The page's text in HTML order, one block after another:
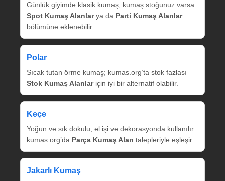
Günlük giyimde klasik kumaş; kumaş stoğunuz varsa
Spot Kumaş Alanlarya da Parti Kumaş Alanlar
bölümüne eklenebilir.
Polar
Sıcak tutan örme kumaş; kumas.org’ta stok fazlası
Stok Kumaş Alanlariçin iyi bir alternatif olabilir.
Keçe
Yoğun ve sık dokulu; el işi ve dekorasyonda kullanılır.
kumas.org’da Parça Kumaş Alan talepleriyle eşleşir.
Jakarlı Kumaş